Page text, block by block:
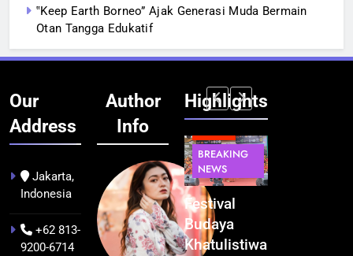
‟Keep Earth Borneo” Ajak Generasi Muda Bermain
Otan Tangga Edukatif
Our
Address
Jakarta,
Indonesia
+62 813-
9200-6714
Author
Info
Highlights
BERITA
NEWS
Pramuwisata
Dukung
INFRASTRUKTUR
TEKNOLOGI
Indonesia
Resmi
Bangun AI
BREAKING
NEWS
Festival
Budaya
Khatulistiwa